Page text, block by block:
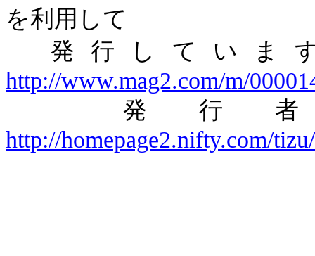
を利用して
発行していま
http://www.mag2.com/m/
発行
http://homepage2.nifty.com/